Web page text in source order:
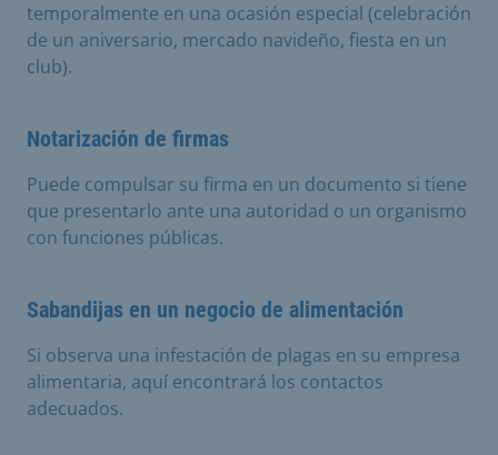
temporalmente en una ocasión especial (celebración
de un aniversario, mercado navideño, fiesta en un
club).
Notarización de firmas
Puede compulsar su firma en un documento si tiene
que presentarlo ante una autoridad o un organismo
con funciones públicas.
Sabandijas en un negocio de alimentación
Si observa una infestación de plagas en su empresa
alimentaria, aquí encontrará los contactos
adecuados.